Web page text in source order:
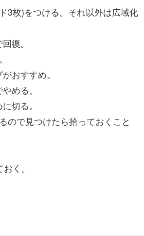
3枚)をつける。それ以外は広域化
復。
おすすめ。
める。
切る。
ので見つけたら拾っておくこと
く。